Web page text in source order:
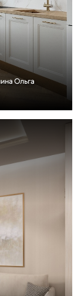
Ольга